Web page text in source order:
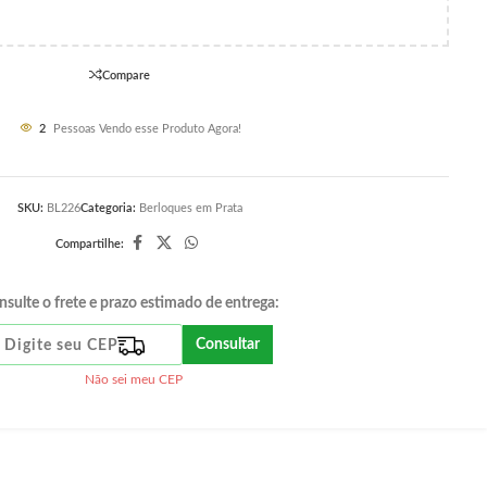
Compare
2 Pessoas Vendo esse Produto Agora!
SKU: BL226Categoria: Berloques em Prata
Compartilhe:
o frete e prazo estimado de entrega:
Consultar
Não sei meu CEP